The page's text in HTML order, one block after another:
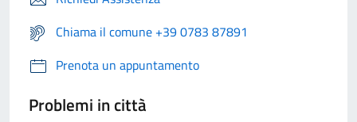
Chiama il comune +39 0783 87891
Prenota un appuntamento
Problemi in città